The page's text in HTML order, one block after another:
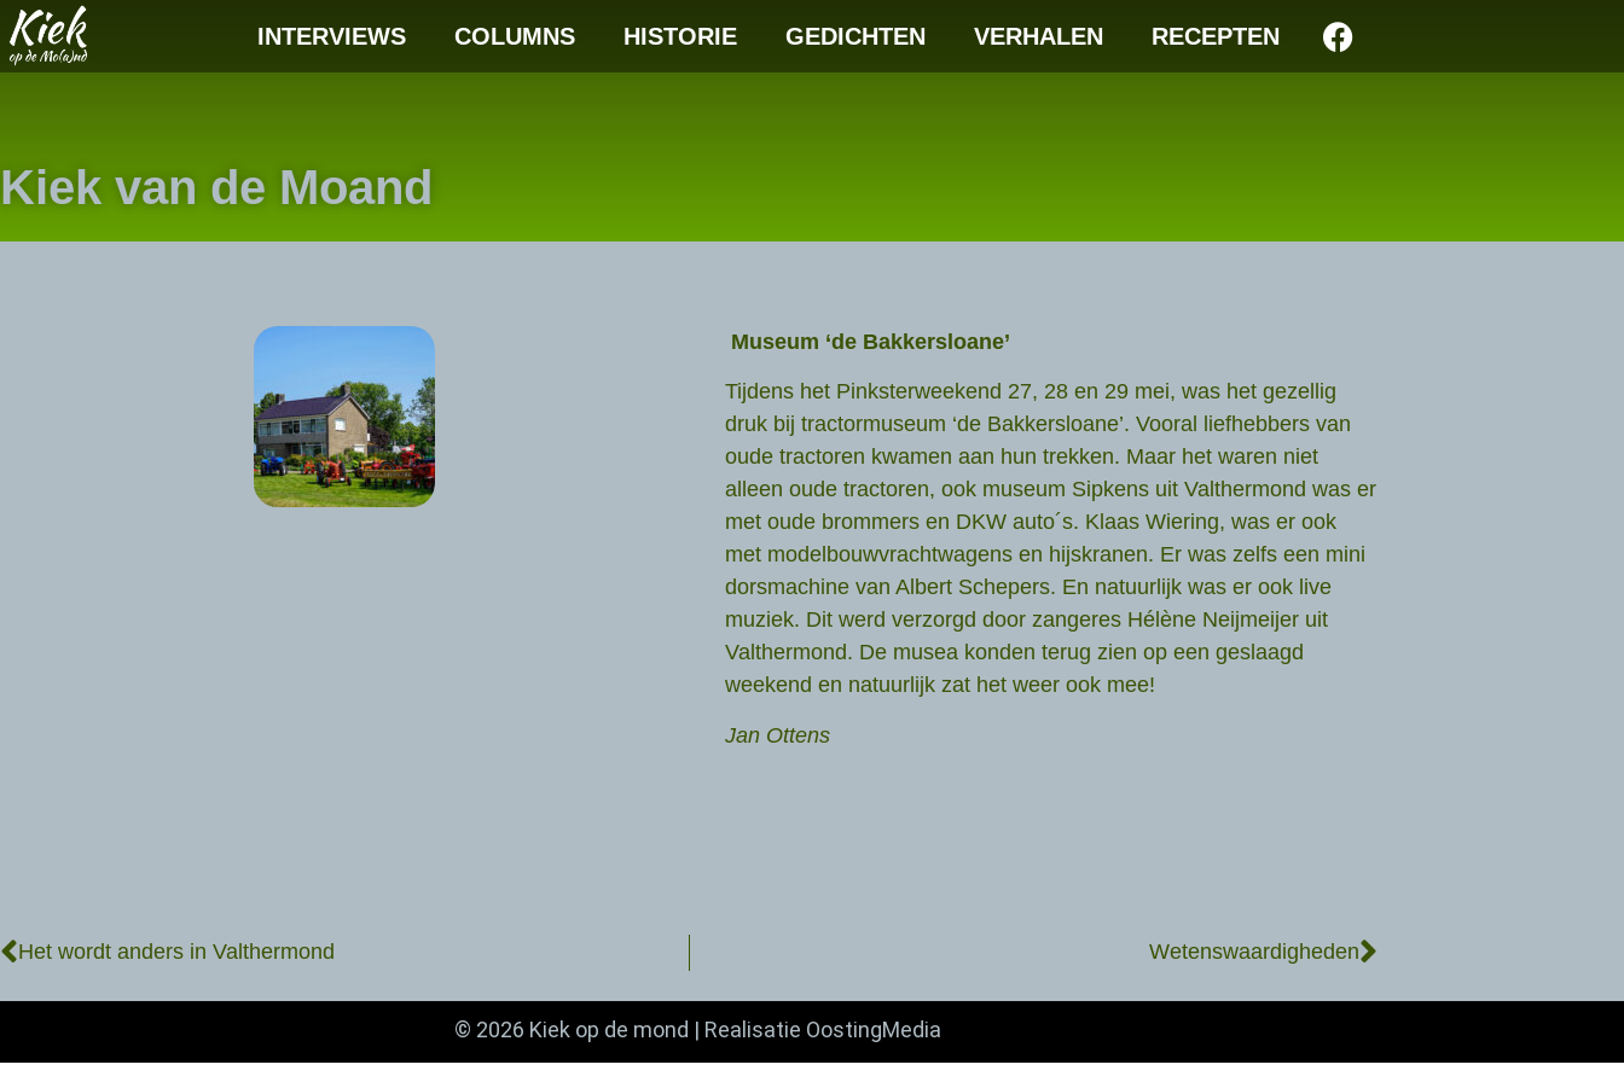
INTERVIEWS COLUMNS HISTORIE GEDICHTEN VERHALEN RECEPTEN
Kiek van de Moand
Museum ‘de Bakkersloane’
Tijdens het Pinksterweekend 27, 28 en 29 mei, was het gezellig
druk bij tractormuseum ‘de Bakkersloane’. Vooral liefhebbers van
oude tractoren kwamen aan hun trekken. Maar het waren niet
alleen oude tractoren, ook museum Sipkens uit Valthermond was er
met oude brommers en DKW auto´s. Klaas Wiering, was er ook
met modelbouwvrachtwagens en hijskranen. Er was zelfs een mini
dorsmachine van Albert Schepers. En natuurlijk was er ook live
muziek. Dit werd verzorgd door zangeres Hélène Neijmeijer uit
Valthermond. De musea konden terug zien op een geslaagd
weekend en natuurlijk zat het weer ook mee!
Jan Ottens
Het wordt anders in Valthermond Wetenswaardigheden
© 2026 Kiek op de mond | Realisatie OostingMedia